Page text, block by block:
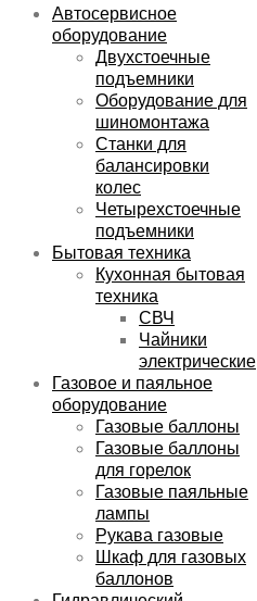
Автосервисное
оборудование
Двухстоечные
подъемники
Оборудование для
шиномонтажа
Станки для
балансировки
колес
Четырехстоечные
подъемники
Бытовая техника
Кухонная бытовая
техника
СВЧ
Чайники
электрические
Газовое и паяльное
оборудование
Газовые баллоны
Газовые баллоны
для горелок
Газовые паяльные
лампы
Рукава газовые
Шкаф для газовых
баллонов